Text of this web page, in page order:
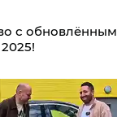
с обновлённым